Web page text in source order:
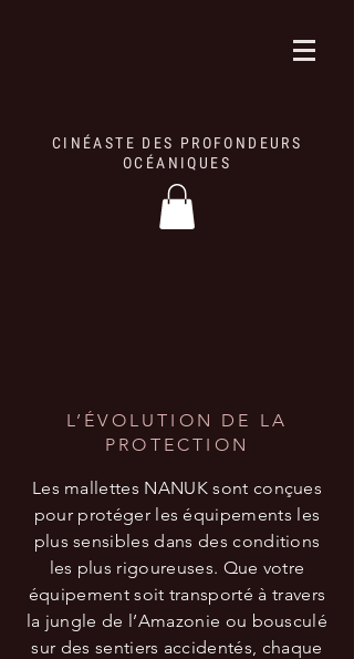
CINÉASTE DES PROFONDEURS
OCÉANIQUES
L’ÉVOLUTION DE LA
PROTECTION
Les mallettes NANUK sont conçues
pour protéger les équipements les
plus sensibles dans des conditions
les plus rigoureuses. Que votre
équipement soit transporté à travers
la jungle de l’Amazonie ou bousculé
sur des sentiers accidentés, chaque